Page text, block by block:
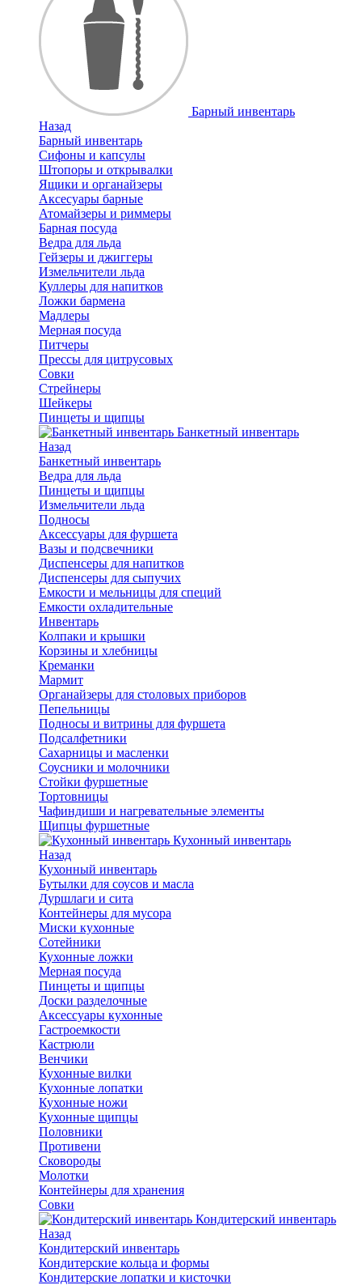
Барный инвентарь
Назад
Барный инвентарь
Сифоны и капсулы
Штопоры и открывалки
Ящики и органайзеры
Аксесуары барные
Атомайзеры и риммеры
Барная посуда
Ведра для льда
Гейзеры и джиггеры
Измельчители льда
Куллеры для напитков
Ложки бармена
Мадлеры
Мерная посуда
Питчеры
Прессы для цитрусовых
Совки
Стрейнеры
Шейкеры
Пинцеты и щипцы
Банкетный инвентарь
Назад
Банкетный инвентарь
Ведра для льда
Пинцеты и щипцы
Измельчители льда
Подносы
Аксессуары для фуршета
Вазы и подсвечники
Диспенсеры для напитков
Диспенсеры для сыпучих
Емкости и мельницы для специй
Емкости охладительные
Инвентарь
Колпаки и крышки
Корзины и хлебницы
Креманки
Мармит
Органайзеры для столовых приборов
Пепельницы
Подносы и витрины для фуршета
Подсалфетники
Сахарницы и масленки
Соусники и молочники
Стойки фуршетные
Тортовницы
Чафиндиши и нагревательные элементы
Щипцы фуршетные
Кухонный инвентарь
Назад
Кухонный инвентарь
Бутылки для соусов и масла
Дуршлаги и сита
Контейнеры для мусора
Миски кухонные
Сотейники
Кухонные ложки
Мерная посуда
Пинцеты и щипцы
Доски разделочные
Аксессуары кухонные
Гастроемкости
Кастрюли
Венчики
Кухонные вилки
Кухонные лопатки
Кухонные ножи
Кухонные щипцы
Половники
Противени
Сковороды
Молотки
Контейнеры для хранения
Совки
Кондитерский инвентарь
Назад
Кондитерский инвентарь
Кондитерские кольца и формы
Кондитерские лопатки и кисточки